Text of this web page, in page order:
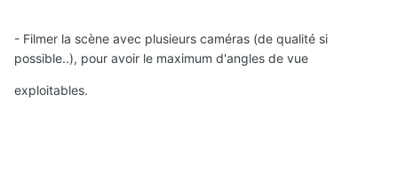
- Filmer la scène avec plusieurs caméras (de qualité si
possible..), pour avoir le maximum d'angles de vue
exploitables.